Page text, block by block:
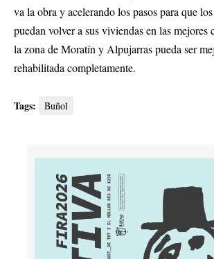
va la obra y acelerando los pasos para que
puedan volver a sus viviendas en las
la zona de Moratín y Alpujarras pueda ser
rehabilitada completamente.
Tags: Buñol